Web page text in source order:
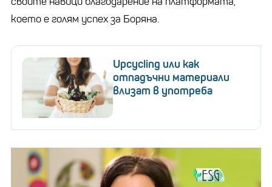
което е голям успех за Боряна.
Upcycling или как
отпадъчни материали
влизат в употреба